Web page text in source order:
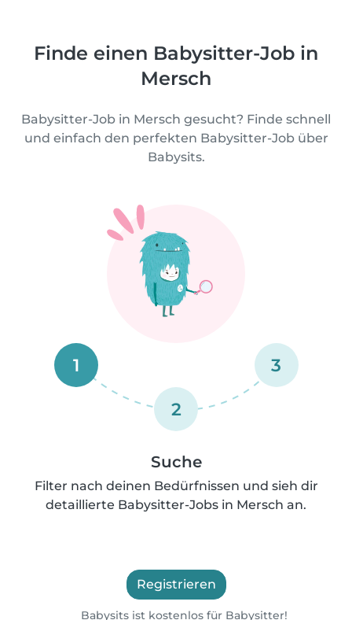
Finde einen Babysitter-Job in
Mersch
Babysitter-Job in Mersch gesucht? Finde schnell
und einfach den perfekten Babysitter-Job über
Babysits.
1
2
3
Suche
Filter nach deinen Bedürfnissen und sieh dir
detaillierte Babysitter-Jobs in Mersch an.
Registrieren
Babysits ist kostenlos für Babysitter!